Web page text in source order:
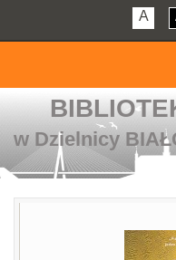
A
w Dzielnicy